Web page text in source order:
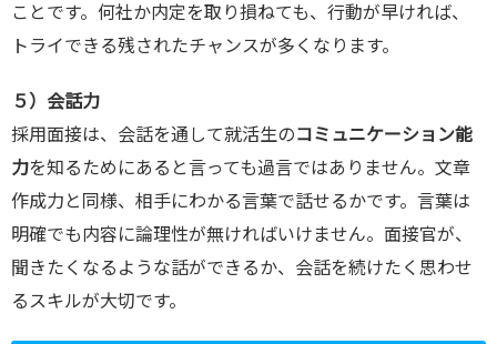
ことです。何社か内定を取り損ねても、行動が早ければ、
トライできる残されたチャンスが多くなります。
５）会話力
採用面接は、会話を通して就活生のコミュニケーション能
力を知るためにあると言っても過言ではありません。文章
作成力と同様、相手にわかる言葉で話せるかです。言葉は
明確でも内容に論理性が無ければいけません。面接官が、
聞きたくなるような話ができるか、会話を続けたく思わせ
るスキルが大切です。